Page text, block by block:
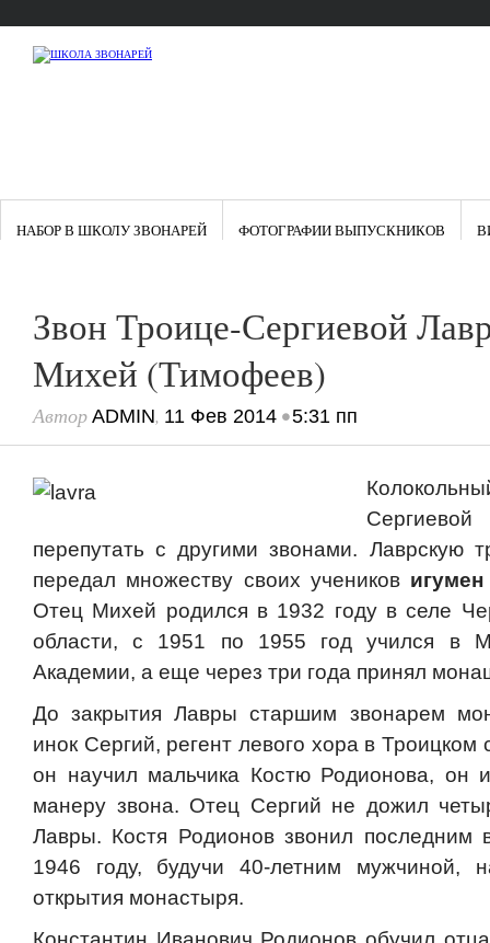
НАБОР В ШКОЛУ ЗВОНАРЕЙ ФОТОГРАФИИ ВЫПУСКНИКОВ
Звон Троице-Сергиевой
Михей (Тимофеев)
Автор ADMIN, 11 Фев 2014 •5:31 пп
перепутать с другими звонами. Лаврскую
передал множеству своих учеников
Отец Михей родился в 1932 году в селе
области, с 1951 по 1955 год учился в
Академии, а еще через три года принял
До закрытия Лавры старшим звонарем
инок Сергий, регент левого хора в
он научил мальчика Костю Родионова, он
манеру звона. Отец Сергий не дожил
Лавры. Костя Родионов звонил последним
1946 году, будучи 40-летним мужчиной,
открытия монастыря.